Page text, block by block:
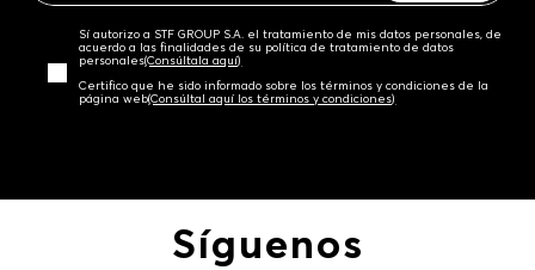
Sí autorizo a STF GROUP S.A. el tratamiento de mis datos personales, de
acuerdo a las finalidades de su política de tratamiento de datos
personales‎(Consúltala aquí)
Certifico que he sido informado sobre los términos y condiciones de la
página web‎(Consúltal aquí los términos y condiciones)
Síguenos